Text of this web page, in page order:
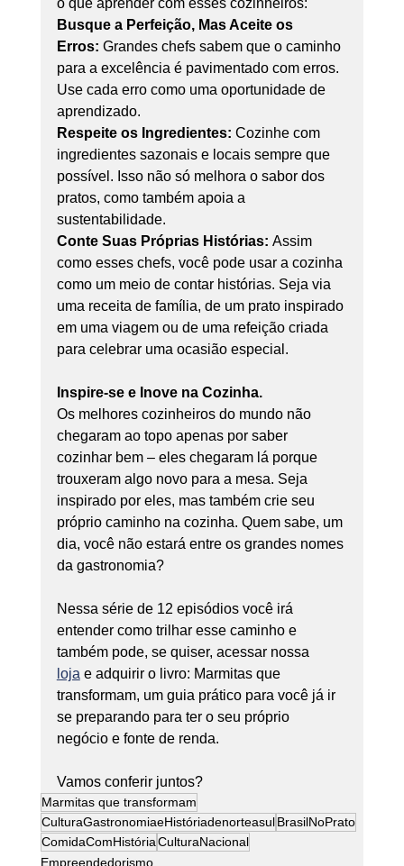
o que aprender com esses cozinheiros:
Busque a Perfeição, Mas Aceite os
Erros: Grandes chefs sabem que o caminho
para a excelência é pavimentado com erros.
Use cada erro como uma oportunidade de
aprendizado.
Respeite os Ingredientes: Cozinhe com
ingredientes sazonais e locais sempre que
possível. Isso não só melhora o sabor dos
pratos, como também apoia a
sustentabilidade.
Conte Suas Próprias Histórias: Assim
como esses chefs, você pode usar a cozinha
como um meio de contar histórias. Seja via
uma receita de família, de um prato inspirado
em uma viagem ou de uma refeição criada
para celebrar uma ocasião especial.
Inspire-se e Inove na Cozinha.
Os melhores cozinheiros do mundo não
chegaram ao topo apenas por saber
cozinhar bem – eles chegaram lá porque
trouxeram algo novo para a mesa. Seja
inspirado por eles, mas também crie seu
próprio caminho na cozinha. Quem sabe, um
dia, você não estará entre os grandes nomes
da gastronomia?
Nessa série de 12 episódios você irá
entender como trilhar esse caminho e
também pode, se quiser, acessar nossa
loja e adquirir o livro: Marmitas que
transformam, um guia prático para você já ir
se preparando para ter o seu próprio
negócio e fonte de renda.
Vamos conferir juntos?
Marmitas que transformam
CulturaGastronomiaeHistóriadenorteasul BrasilNoPrato
ComidaComHistóriaCulturaNacional
Empreendedorismo